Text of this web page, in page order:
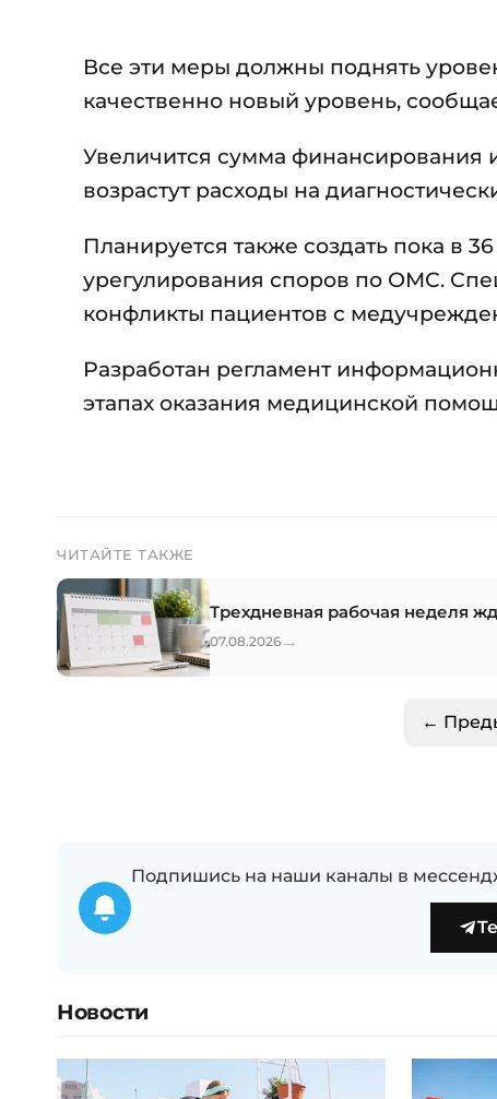
Все эти меры должны поднять
качественно новый уровень,
Увеличится сумма
возрастут расходы на
Планируется также создать пока в
урегулирования споров по ОМС.
конфликты пациентов с
Разработан регламент
этапах оказания медицинской
ЧИТАЙТЕ ТАКЖЕ
Трехдневная рабочая неделя
07.08.2026 →
←
Подпишись на наши каналы в
Новости